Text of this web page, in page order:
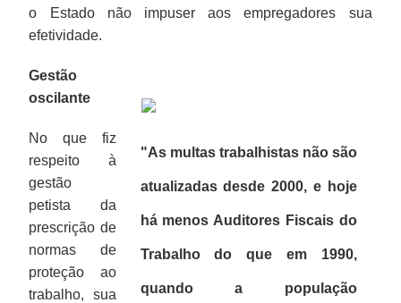
o Estado não impuser aos empregadores sua
efetividade.
"As multas trabalhistas não são
atualizadas desde 2000, e hoje
há menos Auditores Fiscais do
Trabalho do que em 1990,
quando a população
Gestão
oscilante
No que fiz
respeito à
gestão
petista da
prescrição de
normas de
proteção ao
trabalho, sua